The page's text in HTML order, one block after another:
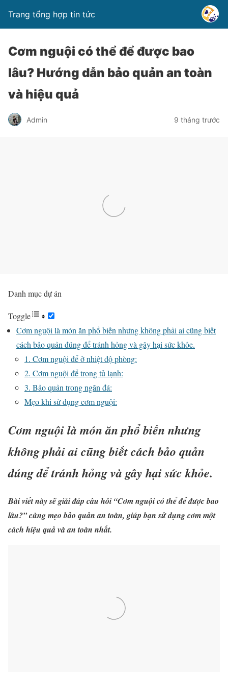
Trang tổng hợp tin tức
Cơm nguội có thể để được bao
lâu? Hướng dẫn bảo quản an toàn
và hiệu quả
Admin 9 tháng trước
Danh mục dự án
Toggle
Cơm nguội là món ăn phổ biến nhưng không phải ai cũng biết
cách bảo quản đúng để tránh hỏng và gây hại sức khỏe.
1. Cơm nguội để ở nhiệt độ phòng:
2. Cơm nguội để trong tủ lạnh:
3. Bảo quản trong ngăn đá:
Mẹo khi sử dụng cơm nguội:
Cơm nguội là món ăn phổ biến nhưng
không phải ai cũng biết cách bảo quản
đúng để tránh hỏng và gây hại sức khỏe.
Bài viết này sẽ giải đáp câu hỏi “Cơm nguội có thể để được bao
lâu?” cùng mẹo bảo quản an toàn, giúp bạn sử dụng cơm một
cách hiệu quả và an toàn nhất.